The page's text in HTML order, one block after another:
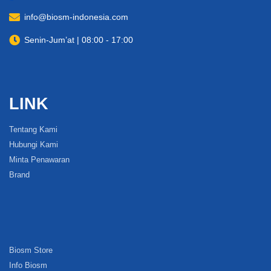
info@biosm-indonesia.com
Senin-Jum’at | 08:00 - 17:00
LINK
Tentang Kami
Hubungi Kami
Minta Penawaran
Brand
Biosm Store
Info Biosm